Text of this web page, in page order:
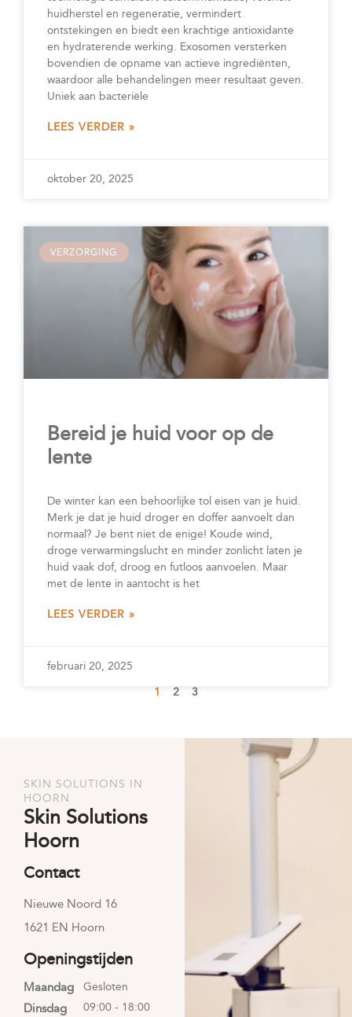
huidherstel en regeneratie, vermindert
ontstekingen en biedt een krachtige antioxidante
en hydraterende werking. Exosomen versterken
bovendien de opname van actieve ingrediënten,
waardoor alle behandelingen meer resultaat geven.
Uniek aan bacteriële
LEES VERDER »
oktober 20, 2025
VERZORGING
Bereid je huid voor op de
lente
De winter kan een behoorlijke tol eisen van je huid.
Merk je dat je huid droger en doffer aanvoelt dan
normaal? Je bent niet de enige! Koude wind,
droge verwarmingslucht en minder zonlicht laten je
huid vaak dof, droog en futloos aanvoelen. Maar
met de lente in aantocht is het
LEES VERDER »
februari 20, 2025
1
2 3
SKIN SOLUTIONS IN
HOORN
Skin Solutions
Hoorn
Contact
Nieuwe Noord 16
1621 EN Hoorn
Openingstijden
Maandag
Dinsdag
Gesloten
09:00 - 18:00